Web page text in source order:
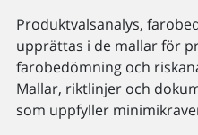
Produktvalsanalys,
upprättas i de mallar för
farobedömning och
Mallar, riktlinjer och
som uppfyller